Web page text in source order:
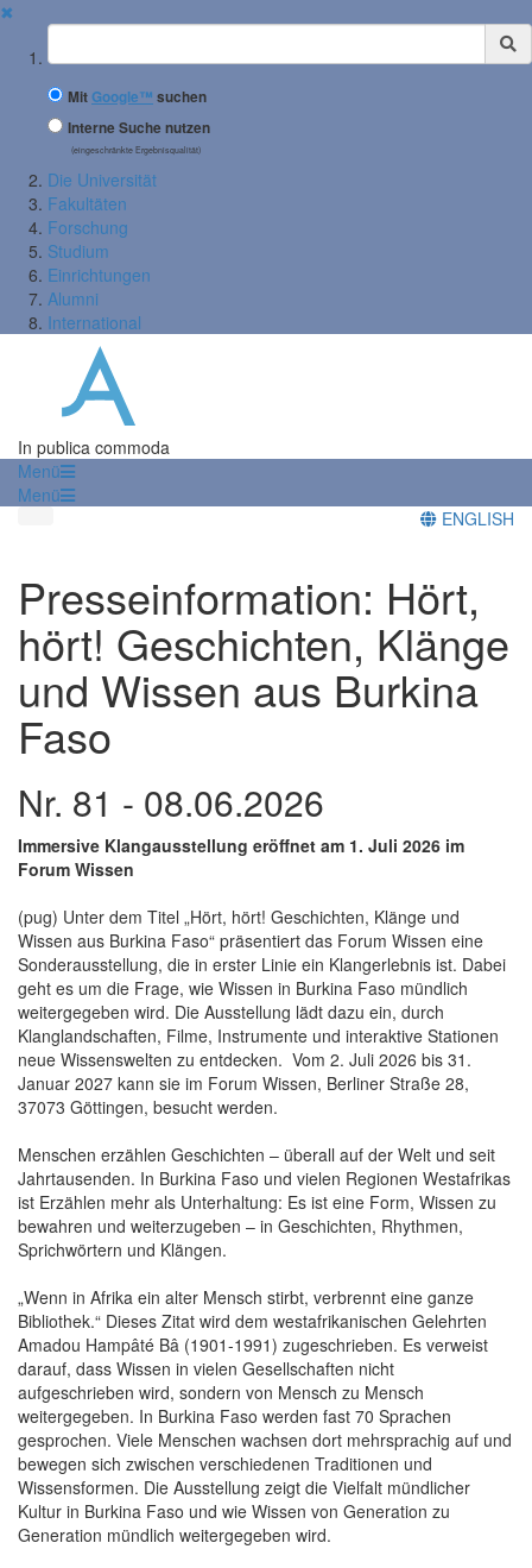
✖
Suchbegriff
MitGoogle™ suchen
Interne Suche nutzen
(eingeschränkte Ergebnisqualität)
Die Universität
Fakultäten
Forschung
Studium
Einrichtungen
Alumni
International
In publica commoda
Menü
Menü
ENGLISH
Presseinformation: Hört,
hört! Geschichten, Klänge
und Wissen aus Burkina
Faso
Nr. 81 - 08.06.2026
Immersive Klangausstellung eröffnet am 1. Juli 2026 im
Forum Wissen
(pug) Unter dem Titel „Hört, hört! Geschichten, Klänge und
Wissen aus Burkina Faso“ präsentiert das Forum Wissen eine
Sonderausstellung, die in erster Linie ein Klangerlebnis ist. Dabei
geht es um die Frage, wie Wissen in Burkina Faso mündlich
weitergegeben wird. Die Ausstellung lädt dazu ein, durch
Klanglandschaften, Filme, Instrumente und interaktive Stationen
neue Wissenswelten zu entdecken. Vom 2. Juli 2026 bis 31.
Januar 2027 kann sie im Forum Wissen, Berliner Straße 28,
37073 Göttingen, besucht werden.
Menschen erzählen Geschichten – überall auf der Welt und seit
Jahrtausenden. In Burkina Faso und vielen Regionen Westafrikas
ist Erzählen mehr als Unterhaltung: Es ist eine Form, Wissen zu
bewahren und weiterzugeben – in Geschichten, Rhythmen,
Sprichwörtern und Klängen.
„Wenn in Afrika ein alter Mensch stirbt, verbrennt eine ganze
Bibliothek.“ Dieses Zitat wird dem westafrikanischen Gelehrten
Amadou Hampâté Bâ (1901-1991) zugeschrieben. Es verweist
darauf, dass Wissen in vielen Gesellschaften nicht
aufgeschrieben wird, sondern von Mensch zu Mensch
weitergegeben. In Burkina Faso werden fast 70 Sprachen
gesprochen. Viele Menschen wachsen dort mehrsprachig auf und
bewegen sich zwischen verschiedenen Traditionen und
Wissensformen. Die Ausstellung zeigt die Vielfalt mündlicher
Kultur in Burkina Faso und wie Wissen von Generation zu
Generation mündlich weitergegeben wird.